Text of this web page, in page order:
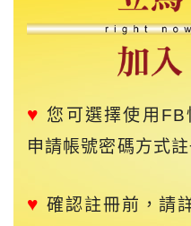
♥ 您可選擇使用FB
申請帳號密碼方式註
♥ 確認註冊前，請